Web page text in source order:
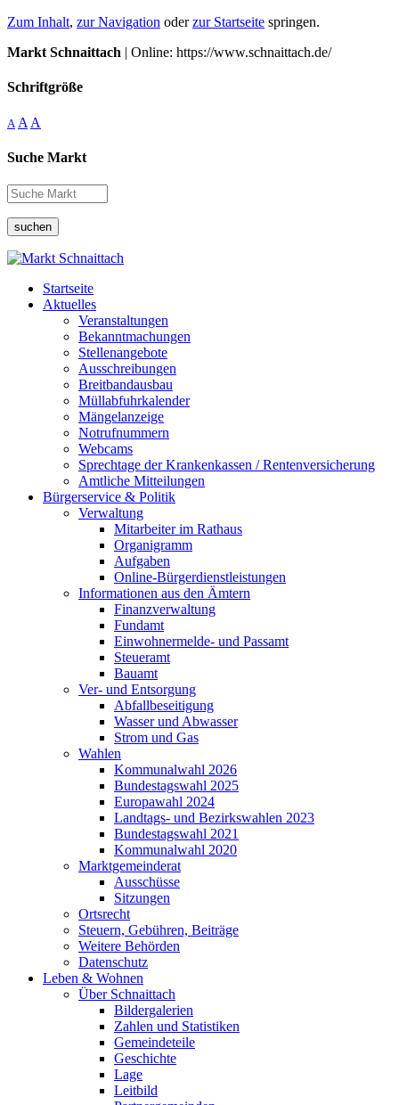
Zum Inhalt, zur Navigation oderzur Startseite springen.
Markt Schnaittach | Online: https://www.schnaittach.de/
Schriftgröße
A A A
Suche Markt
suchen
Startseite
Aktuelles
Veranstaltungen
Bekanntmachungen
Stellenangebote
Ausschreibungen
Breitbandausbau
Müllabfuhrkalender
Mängelanzeige
Notrufnummern
Webcams
Sprechtage der Krankenkassen / Rentenversicherung
Amtliche Mitteilungen
Bürgerservice & Politik
Verwaltung
Mitarbeiter im Rathaus
Organigramm
Aufgaben
Online-Bürgerdienstleistungen
Informationen aus den Ämtern
Finanzverwaltung
Fundamt
Einwohnermelde- und Passamt
Steueramt
Bauamt
Ver- und Entsorgung
Abfallbeseitigung
Wasser und Abwasser
Strom und Gas
Wahlen
Kommunalwahl 2026
Bundestagswahl 2025
Europawahl 2024
Landtags- und Bezirkswahlen 2023
Bundestagswahl 2021
Kommunalwahl 2020
Marktgemeinderat
Ausschüsse
Sitzungen
Ortsrecht
Steuern, Gebühren, Beiträge
Weitere Behörden
Datenschutz
Leben & Wohnen
Über Schnaittach
Bildergalerien
Zahlen und Statistiken
Gemeindeteile
Geschichte
Lage
Leitbild